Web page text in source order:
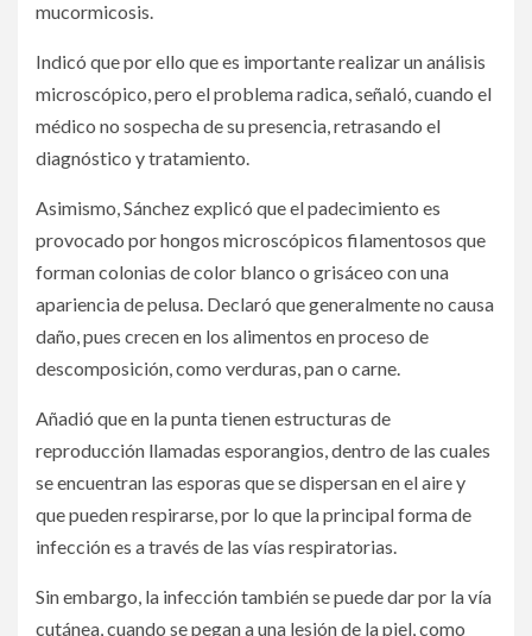
mucormicosis.
Indicó que por ello que es importante realizar un análisis
microscópico, pero el problema radica, señaló, cuando el
médico no sospecha de su presencia, retrasando el
diagnóstico y tratamiento.
Asimismo, Sánchez explicó que el padecimiento es
provocado por hongos microscópicos filamentosos que
forman colonias de color blanco o grisáceo con una
apariencia de pelusa. Declaró que generalmente no causa
daño, pues crecen en los alimentos en proceso de
descomposición, como verduras, pan o carne.
Añadió que en la punta tienen estructuras de
reproducción llamadas esporangios, dentro de las cuales
se encuentran las esporas que se dispersan en el aire y
que pueden respirarse, por lo que la principal forma de
infección es a través de las vías respiratorias.
Sin embargo, la infección también se puede dar por la vía
cutánea, cuando se pegan a una lesión de la piel, como